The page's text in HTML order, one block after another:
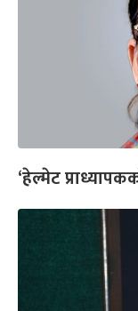
‘हेल्मेट